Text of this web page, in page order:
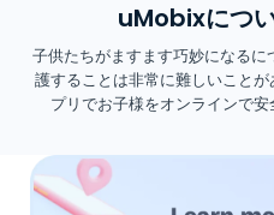
uMobixにつ
子供たちがますます巧妙になる
護することは非常に難しいこと
プリでお子様をオンラインで安